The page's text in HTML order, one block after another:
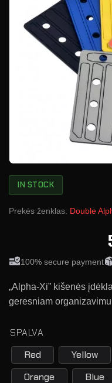
IN STOCK
Prekės ženklas: Double
100% secure payment
„Alpha-Xi” kišenės
geresniam
SPALVA
Red
Yellow
Orange
Blue